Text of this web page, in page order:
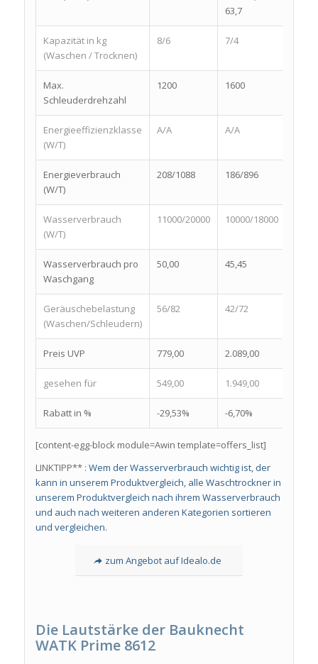
63,7
Kapazität in kg
(Waschen / Trocknen)
8/6 7/4
Max.
Schleuderdrehzahl
1200 1600
Energieeffizienzklasse
(W/T)
A/A A/A
Energieverbrauch
(W/T)
208/1088 186/896
Wasserverbrauch
(W/T)
11000/20000 10000/18000
Wasserverbrauch pro
Waschgang
50,00 45,45
Geräuschebelastung
(Waschen/Schleudern)
56/82 42/72
Preis UVP 779,00 2.089,00
gesehen für 549,00 1.949,00
Rabatt in % -29,53% -6,70%
[content-egg-block module=Awin template=offers_list]
LINKTIPP** : Wem der Wasserverbrauch wichtig ist, der
kann in unserem Produktvergleich, alle Waschtrockner in
unserem Produktvergleich nach ihrem Wasserverbrauch
und auch nach weiteren anderen Kategorien sortieren
und vergleichen.
zum Angebot auf Idealo.de
Die Lautstärke der Bauknecht
WATK Prime 8612